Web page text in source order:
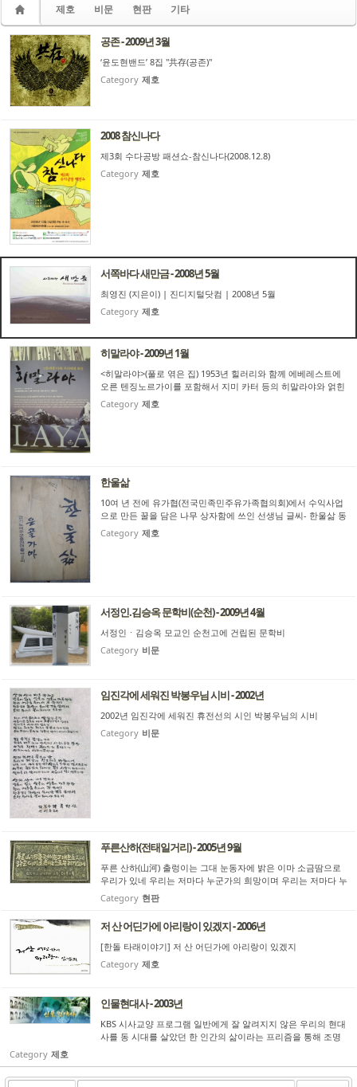
제호 비문 현판 기타
공존 - 2009년 3월
‘윤도현밴드’ 8집 "共存(공존)"
Category 제호
2008 참신나다
제3회 수다공방 패션쇼-참신나다(2008.12.8)
Category 제호
서쪽바다 새만금 - 2008년 5월
최영진 (지은이) | 진디지털닷컴 | 2008년 5월
Category 제호
히말라야 - 2009년 1월
<히말라야>(풀로 엮은 집) 1953년 힐러리와 함께 에베레스트에
오른 텐징노르가이를 포함해서 지미 카터 등의 히말라야와 얽힌
글들이 실려있습니다. 출간일 : 2009.01.23
Category 제호
한울삶
10여 년 전에 유가협(전국민족민주유가족협의회)에서 수익사업
으로 만든 꿀을 담은 나무 상자함에 쓰인 선생님 글씨- 한울삶 동
대문역 창신동 유가협 사무실 현판 글씨도 '한울삶'입니다.
Category 제호
서정인.김승옥 문학비(순천) - 2009년 4월
서정인ㆍ김승옥 모교인 순천고에 건립된 문학비
Category 비문
임진각에 세워진 박봉우님 시비 - 2002년
2002년 임진각에 세워진 휴전선의 시인 박봉우님의 시비
Category 비문
푸른산하(전태일거리) - 2005년 9월
푸른 산하(山河) 출렁이는 그대 눈동자에 밝은 이마 소금땀으로
우리가 있네 우리는 저마다 누군가의 희망이며 우리는 저마다 누
군가의 힘이다. - 청계천 전태일거리 동판
Category 현판
저 산 어딘가에 아리랑이 있겠지 - 2006년
[한돌 타래이야기] 저 산 어딘가에 아리랑이 있겠지
Category 제호
인물현대사 - 2003년
KBS 시사교양 프로그램 일반에게 잘 알려지지 않은 우리의 현대
사를 동 시대를 살았던 한 인간의 삶이라는 프리즘을 통해 조명
Category 제호